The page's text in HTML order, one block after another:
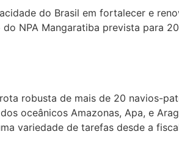
do Brasil em fortalecer e
NPA Mangaratiba prevista para
robusta de mais de 20 navios-
oceânicos Amazonas, Apa, e
variedade de tarefas desde a